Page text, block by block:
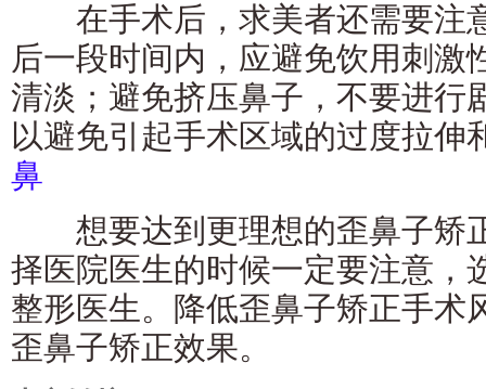
在手术后，求美者还需要注
后一段时间内，应避免饮用刺激
清淡；避免挤压鼻子，不要进行
以避免引起手术区域的过度拉伸
鼻
想要达到更理想的歪鼻子矫
择医院医生的时候一定要注意，
整形医生。降低歪鼻子矫正手术
歪鼻子矫正效果。